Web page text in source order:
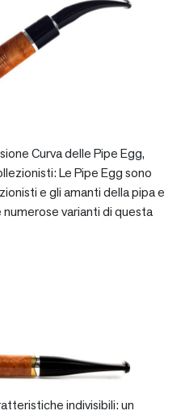
Curva delle Pipe Egg,
Le Pipe Egg sono
e gli amanti della pipa e
varianti di questa
indivisibili: un